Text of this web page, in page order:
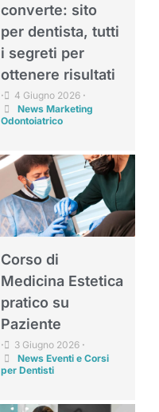
converte: sito
per dentista, tutti
i segreti per
ottenere risultati
• 4 Giugno 2026 •
News Marketing
Odontoiatrico
Corso di
Medicina Estetica
pratico su
Paziente
• 3 Giugno 2026 •
News Eventi e Corsi
per Dentisti